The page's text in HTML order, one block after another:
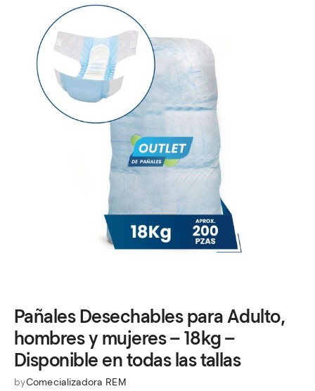
Pañales Desechables para Adulto,
hombres y mujeres – 18kg –
Disponible en todas las tallas
byComecializadora REM